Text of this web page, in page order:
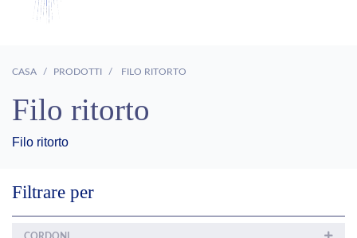
CASA PRODOTTI FILO RITORTO
Filo ritorto
Filo ritorto
Filtrare per